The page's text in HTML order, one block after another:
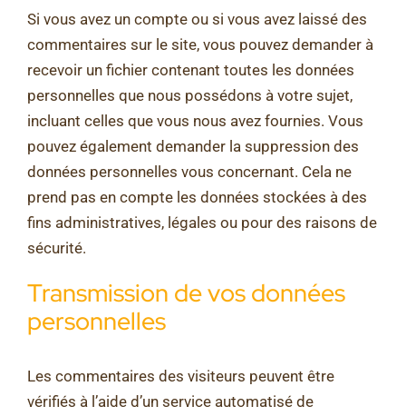
Si vous avez un compte ou si vous avez laissé des
commentaires sur le site, vous pouvez demander à
recevoir un fichier contenant toutes les données
personnelles que nous possédons à votre sujet,
incluant celles que vous nous avez fournies. Vous
pouvez également demander la suppression des
données personnelles vous concernant. Cela ne
prend pas en compte les données stockées à des
fins administratives, légales ou pour des raisons de
sécurité.
Transmission de vos données
personnelles
Les commentaires des visiteurs peuvent être
vérifiés à l’aide d’un service automatisé de